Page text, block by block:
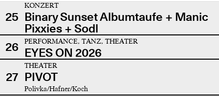
25
KONZERT
Binary Sunset Albumtaufe + Manic
Pixxies + Sodl
26
PERFORMANCE, TANZ, THEATER
EYES ON 2026
27
THEATER
PIVOT
Polivka/Hafner/Koch